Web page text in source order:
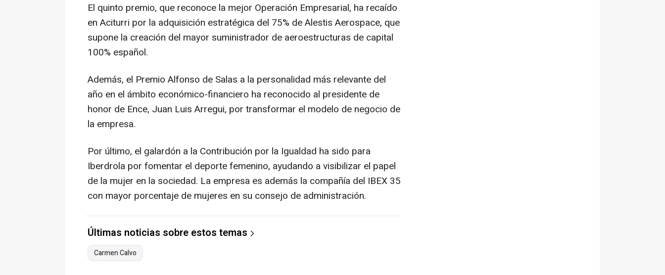
El quinto premio, que reconoce la mejor Operación Empresarial, ha recaído
en Aciturri por la adquisición estratégica del 75% de Alestis Aerospace, que
supone la creación del mayor suministrador de aeroestructuras de capital
100% español.
Además, el Premio Alfonso de Salas a la personalidad más relevante del
año en el ámbito económico-financiero ha reconocido al presidente de
honor de Ence, Juan Luis Arregui, por transformar el modelo de negocio de
la empresa.
Por último, el galardón a la Contribución por la Igualdad ha sido para
Iberdrola por fomentar el deporte femenino, ayudando a visibilizar el papel
de la mujer en la sociedad. La empresa es además la compañía del IBEX 35
con mayor porcentaje de mujeres en su consejo de administración.
Últimas noticias sobre estos temas
Carmen Calvo